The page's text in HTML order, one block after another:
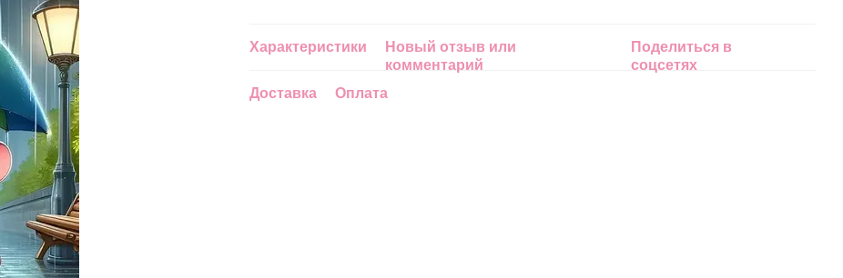
Характеристики
Новый отзыв или
комментарий
Поделиться в
соцсетях
Доставка
Оплата